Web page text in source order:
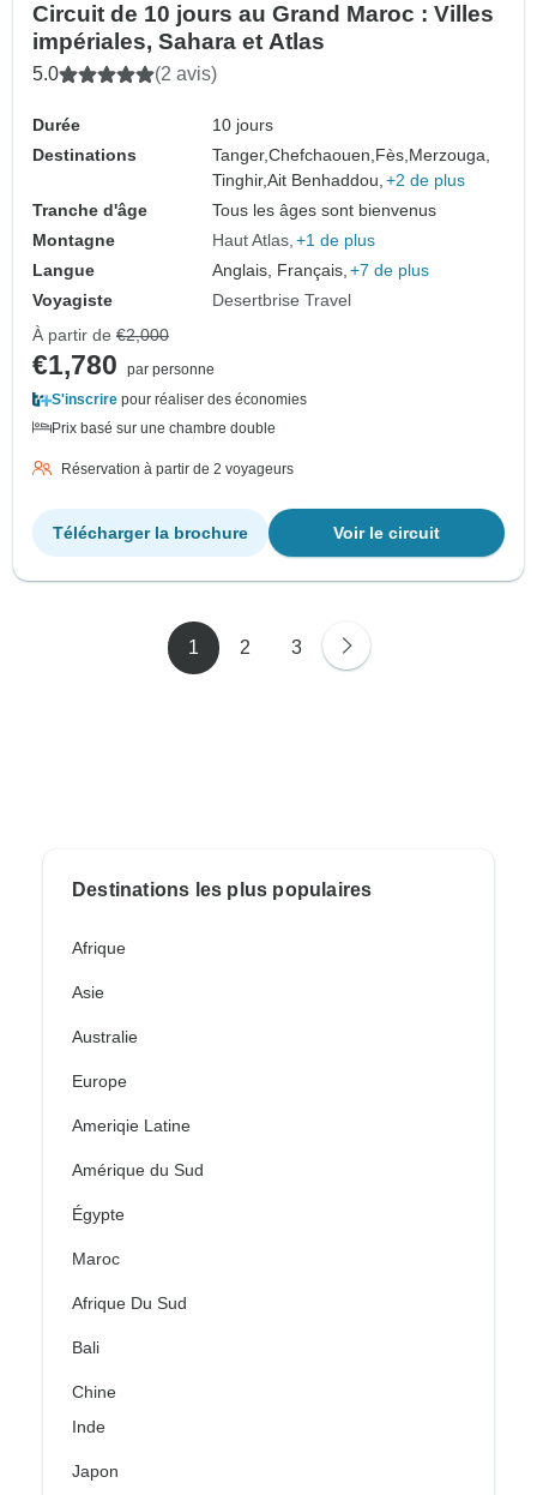
Circuit de 10 jours au Grand Maroc : Villes
impériales, Sahara et Atlas
5.0 (2 avis)
Durée
10 jours
Destinations
Tanger,Chefchaouen,Fès,Merzouga,
Tinghir,Ait Benhaddou, +2 de plus
Tranche d'âge
Tous les âges sont bienvenus
Montagne
Haut Atlas +1 de plus
Langue
Anglais, Français, +7 de plus
Voyagiste
Desertbrise Travel
À partir de €2,000
€1,780
par personne
S'inscrire pour réaliser des économies
Prix basé sur une chambre double
Réservation à partir de 2 voyageurs
Voir le circuit
Télécharger la brochure
1 2 3
Destinations les plus populaires
Afrique
Asie
Australie
Europe
Ameriqie Latine
Amérique du Sud
Égypte
Maroc
Afrique Du Sud
Bali
Chine
Inde
Japon